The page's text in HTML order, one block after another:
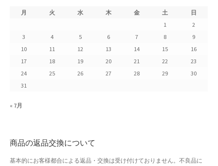
ご利用規約
よくある質問
カート
月 火 水 木 金 土
日
1
2
3
4 5 6 7 8
9
10
11 12 13 14 15
16
17
18 19 20 21 22
23
24
25 26 27 28 29
30
31
« 7月
商品の返品交換について
基本的にお客様都合による返品・交換は受け付けておりません。不良品に